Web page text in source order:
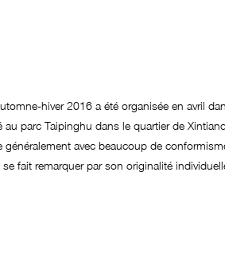
hiver 2016 a été organisée en avril
parc Taipinghu dans le quartier de
avec beaucoup de
fait remarquer par son originalité